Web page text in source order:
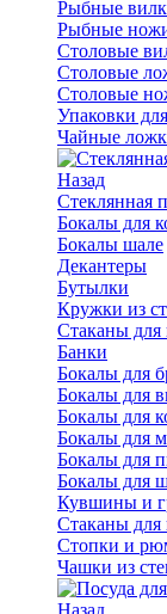
Рыбные
Рыбные
Столовые
Столовые
Столовые
Упаковки
Чайные
Назад
Стеклянная
Бокалы для
Бокалы шале
Декантеры
Бутылки
Кружки из
Стаканы для
Банки
Бокалы для
Бокалы для
Бокалы для
Бокалы для
Бокалы для
Бокалы для
Кувшины и
Стаканы для
Стопки и
Чашки из
Назад